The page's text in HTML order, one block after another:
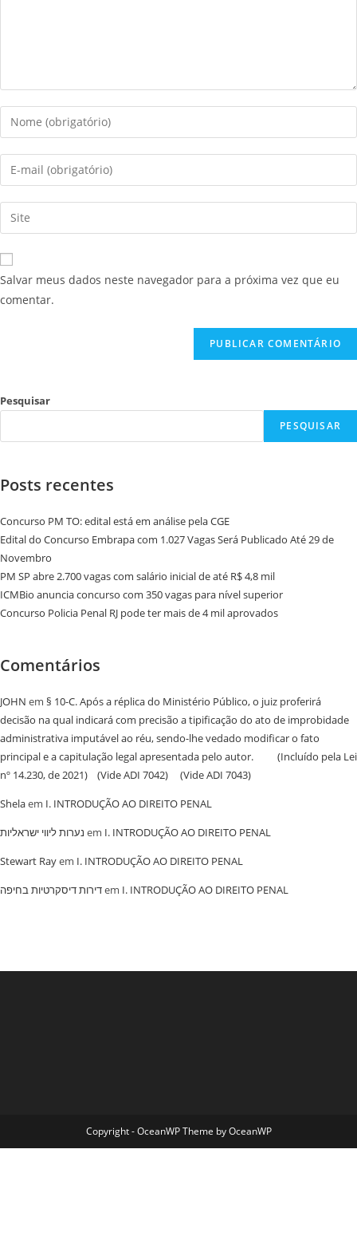
Salvar meus dados neste navegador para a próxima vez que eu
comentar.
Pesquisar
PESQUISAR
Posts recentes
Concurso PM TO: edital está em análise pela CGE
Edital do Concurso Embrapa com 1.027 Vagas Será Publicado Até 29 de
Novembro
PM SP abre 2.700 vagas com salário inicial de até R$ 4,8 mil
ICMBio anuncia concurso com 350 vagas para nível superior
Concurso Policia Penal RJ pode ter mais de 4 mil aprovados
Comentários
JOHN em § 10-C. Após a réplica do Ministério Público, o juiz proferirá
decisão na qual indicará com precisão a tipificação do ato de improbidade
administrativa imputável ao réu, sendo-lhe vedado modificar o fato
principal e a capitulação legal apresentada pelo autor. (Incluído pela Lei
nº 14.230, de 2021) (Vide ADI 7042) (Vide ADI 7043)
Shelaem I. INTRODUÇÃO AO DIREITO PENAL
נערות ליווי ישראליות em I. INTRODUÇÃO AO DIREITO PENAL
Stewart Rayem I. INTRODUÇÃO AO DIREITO PENAL
‏דירות דיסקרטיות בחיפהem I. INTRODUÇÃO AO DIREITO PENAL
Copyright - OceanWP Theme by OceanWP